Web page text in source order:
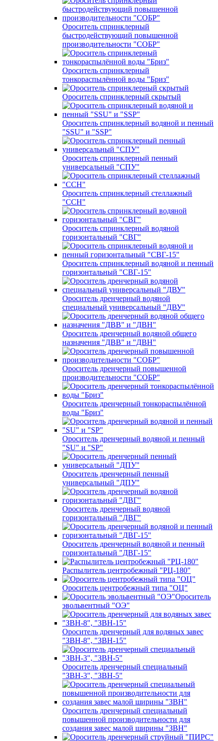
Ороситель спринклерный
быстродействующий повышенной
производительности "СОБР"
Ороситель спринклерный
тонкораспылённой воды "Бриз"
Ороситель спринклерный скрытый
Ороситель спринклерный водяной и пенный
"SSU" и "SSP"
Ороситель спринклерный пенный
универсальный "СПУ"
Ороситель спринклерный стеллажный
"ССН"
Ороситель спринклерный водяной
горизонтальный "СВГ"
Ороситель спринклерный водяной и пенный
горизонтальный "СВГ-15"
Ороситель дренчерный водяной
специальный универсальный "ДВУ"
Ороситель дренчерный водяной общего
назначения "ДВВ" и "ДВН"
Ороситель дренчерный повышенной
производительности "СОБР"
Ороситель дренчерный тонкораспылённой
воды "Бриз"
Ороситель дренчерный водяной и пенный
"SU" и "SP"
Ороситель дренчерный пенный
универсальный "ДПУ"
Ороситель дренчерный водяной
горизонтальный "ДВГ"
Ороситель дренчерный водяной и пенный
горизонтальный "ДВГ-15"
Распылитель центробежный "РЦ-180"
Ороситель центробежный типа "ОЦ"
Ороситель
эвольвентный "ОЭ"
Ороситель дренчерный для водяных завес
"ЗВН-8", "ЗВН-15"
Ороситель дренчерный специальный
"ЗВН-3", "ЗВН-5"
Ороситель дренчерный специальный
повышенной производительности для
создания завес малой ширины "ЗВН"